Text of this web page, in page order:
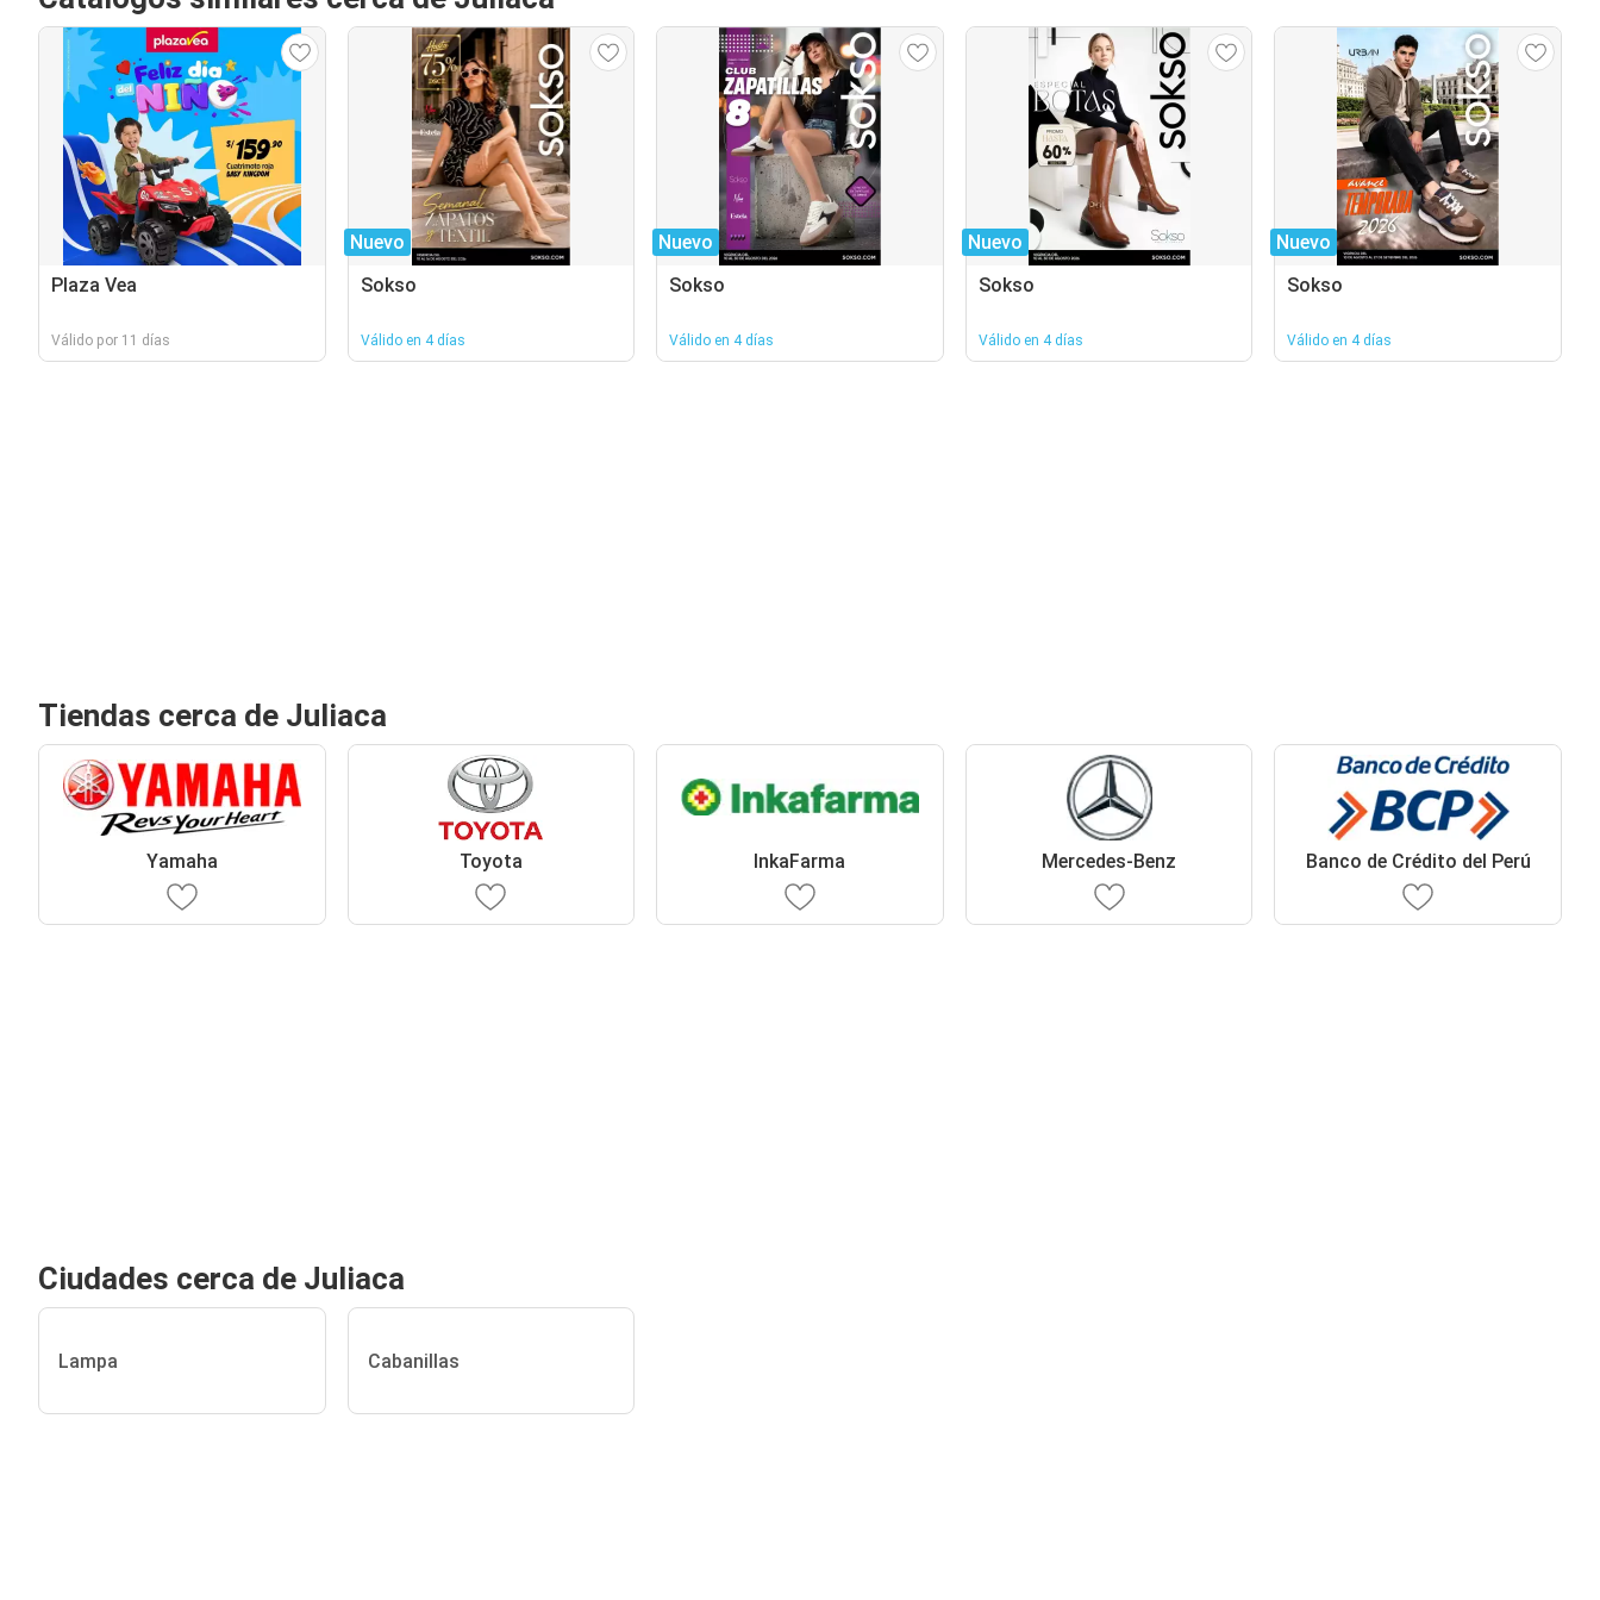
Plaza Vea
Válido por 11 días
Nuevo
Sokso
Válido en 4 días
Nuevo
Sokso
Válido en 4 días
Nuevo
Sokso
Válido en 4 días
Nuevo
Sokso
Válido en 4 días
Tiendas cerca de Juliaca
Yamaha Toyota InkaFarma Mercedes-Benz Banco de Crédito del Perú
Ciudades cerca de Juliaca
Lampa Cabanillas